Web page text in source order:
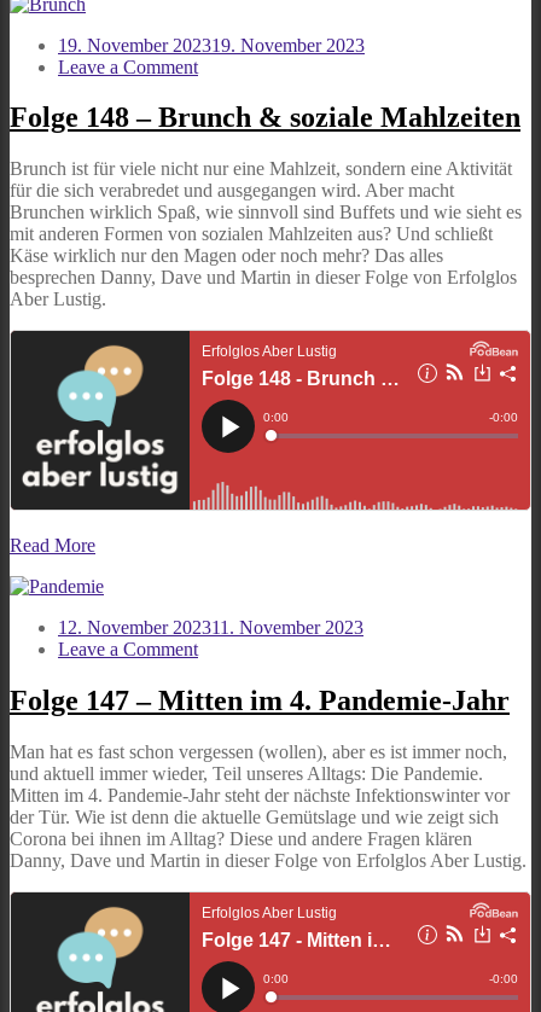
19. November 202319. November 2023
Leave a Commenton
148
–
&
soziale
Mahlzeiten
Folge 148 – Brunch & soziale Mahlzeiten
Brunch ist für viele nicht nur eine Mahlzeit, sondern eine Aktivität
für die sich verabredet und ausgegangen wird. Aber macht
Brunchen wirklich Spaß, wie sinnvoll sind Buffets und wie sieht es
mit anderen Formen von sozialen Mahlzeiten aus? Und schließt
Käse wirklich nur den Magen oder noch mehr? Das alles
besprechen Danny, Dave und Martin in dieser Folge von Erfolglos
Aber Lustig.
Read More
12. November 202311. November 2023
Leave a Commenton
147
–
im
4.
Pandemie-
Jahr
Folge 147 – Mitten im 4. Pandemie-Jahr
Man hat es fast schon vergessen (wollen), aber es ist immer noch,
und aktuell immer wieder, Teil unseres Alltags: Die Pandemie.
Mitten im 4. Pandemie-Jahr steht der nächste Infektionswinter vor
der Tür. Wie ist denn die aktuelle Gemütslage und wie zeigt sich
Corona bei ihnen im Alltag? Diese und andere Fragen klären
Danny, Dave und Martin in dieser Folge von Erfolglos Aber Lustig.